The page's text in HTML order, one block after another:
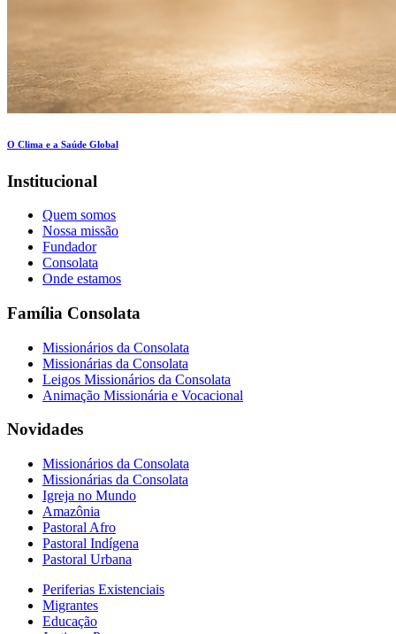
O Clima e a Saúde Global
Institucional
Quem somos
Nossa missão
Fundador
Consolata
Onde estamos
Família Consolata
Missionários da Consolata
Missionárias da Consolata
Leigos Missionários da Consolata
Animação Missionária e Vocacional
Novidades
Missionários da Consolata
Missionárias da Consolata
Igreja no Mundo
Amazônia
Pastoral Afro
Pastoral Indígena
Pastoral Urbana
Periferias Existenciais
Migrantes
Educação